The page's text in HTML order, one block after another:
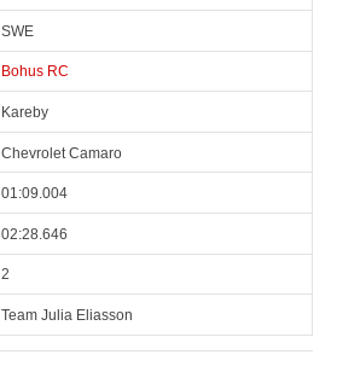
SWE
Bohus RC
Kareby
Chevrolet Camaro
01:09.004
02:28.646
2
Team Julia Eliasson